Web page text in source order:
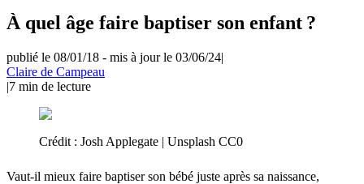
À quel âge faire baptiser son enfant ?
publié le 08/01/18 - mis à jour le 03/06/24|
Claire de Campeau
|7 min de lecture
Crédit : Josh Applegate | Unsplash CC0
Vaut-il mieux faire baptiser son bébé juste après sa naissance,